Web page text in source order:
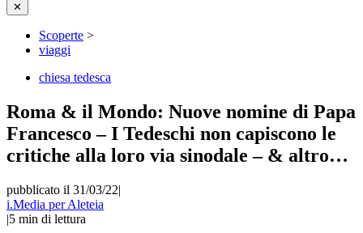
✕
Scoperte >
viaggi
chiesa tedesca
Roma & il Mondo: Nuove nomine di Papa
Francesco – I Tedeschi non capiscono le
critiche alla loro via sinodale – & altro…
pubblicato il 31/03/22|
i.Media per Aleteia
|5 min di lettura